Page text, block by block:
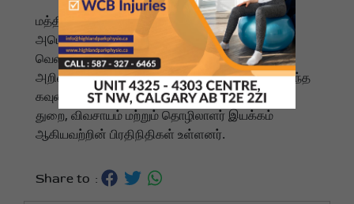
மத்திய அரசாங்கத்தை ஆதரிப்பதற்காக கனடா-
அமெரிக்க உறவுகள் கவுன்சிலை உருவாக்குவதாக
வெளியேறும் கனேடிய பிரதமர் ஜஸ்டின் ட்ரூடோ
அறிவித்துள்ளார். 18 உறுப்பினர்களைக் கொண்ட இந்த
கவுன்சிலில் ஆட்டோமொபைல் துறை, அணுசக்தித்
துறை, விவசாயம் மற்றும் தொழிலாளர் இயக்கம்
ஆகியவற்றின் பிரதிநிதிகள் உள்ளனர்.
Share to :